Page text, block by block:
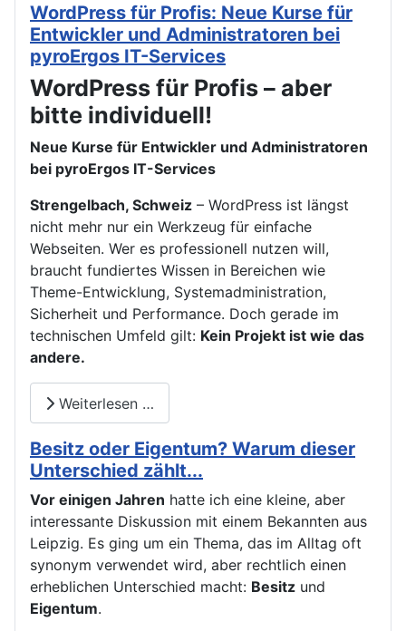
WordPress für Profis: Neue Kurse für
Entwickler und Administratoren bei
pyroErgos IT-Services
WordPress für Profis – aber
bitte individuell!
Neue Kurse für Entwickler und Administratoren
bei pyroErgos IT-Services
Strengelbach, Schweiz – WordPress ist längst
nicht mehr nur ein Werkzeug für einfache
Webseiten. Wer es professionell nutzen will,
braucht fundiertes Wissen in Bereichen wie
Theme-Entwicklung, Systemadministration,
Sicherheit und Performance. Doch gerade im
technischen Umfeld gilt: Kein Projekt ist wie das
andere.
Weiterlesen …
Besitz oder Eigentum? Warum dieser
Unterschied zählt...
Vor einigen Jahren hatte ich eine kleine, aber
interessante Diskussion mit einem Bekannten aus
Leipzig. Es ging um ein Thema, das im Alltag oft
synonym verwendet wird, aber rechtlich einen
erheblichen Unterschied macht: Besitz und
Eigentum.